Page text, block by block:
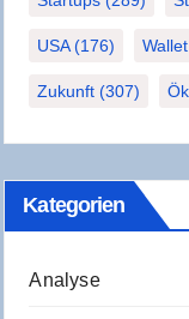
USA(176) Wallet
Zukunft (307)
Kate­go­rien
Analyse